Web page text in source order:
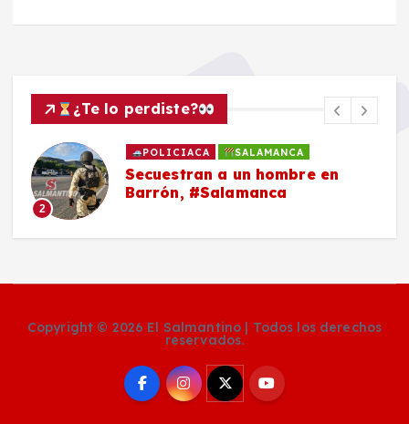
¿Te lo perdiste?
2
POLICIACA SALAMANCA
Secuestran a un hombre en
Barrón, #Salamanca
Copyright © 2026 El Salmantino | Todos los derechos
reservados.